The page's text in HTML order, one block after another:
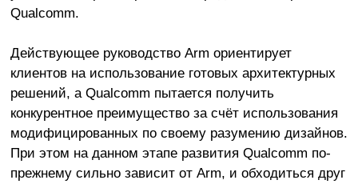
Qualcomm.
Действующее руководство Arm ориентирует
клиентов на использование готовых архитектурных
решений, а Qualcomm пытается получить
конкурентное преимущество за счёт использования
модифицированных по своему разумению дизайнов.
При этом на данном этапе развития Qualcomm по-
прежнему сильно зависит от Arm, и обходиться друг